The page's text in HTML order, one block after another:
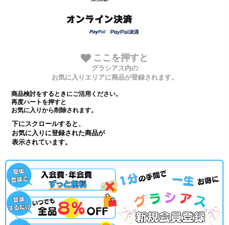
ここを押すと
グラシアス内の
お気に入りエリアに商品が登録されます。
商品検討をするときにご活用ください。
再度ハートを押すと
お気に入りから削除されます。
下にスクロールすると、
お気に入りに登録された商品が
表示されています。